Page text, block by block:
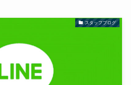
スタッフブログ